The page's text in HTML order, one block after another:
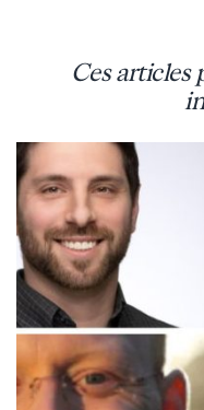
Ces articles